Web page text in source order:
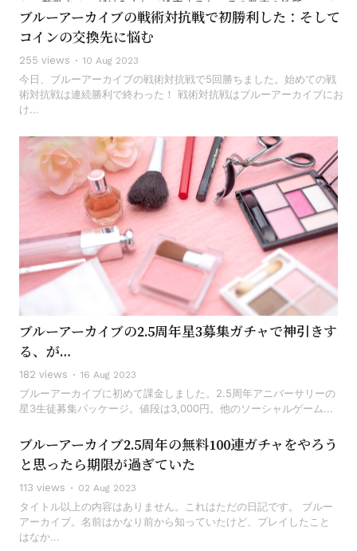
ブルーアーカイブの戦術対抗戦で初勝利した：そして
コインの交換先に悩む
255 views 10 Aug 2023
今日、ブルーアーカイブの戦術対抗戦で5回勝ちました。始めての戦
術対抗戦は連続勝利で終わった！ 戦術対抗戦はブルーアーカイブにお
け...
ブルーアーカイブの2.5周年星3募集ガチャで神引きす
る、が…
182 views 16 Aug 2023
ブルーアーカイブに初めて課金しました。2.5周年アニバーサリーの
星3生徒募集パッケージ。値段は3,000円。他のソーシャルゲーム...
ブルーアーカイブ2.5周年の無料100連ガチャをやろう
と思ったら期限が過ぎていた
113 views 02 Aug 2023
タイトル以上の内容はありません。これはただの日記です。 ブルー
アーカイブ。名前はかなり前から知っていたけど、プレイしたこと
はなか...